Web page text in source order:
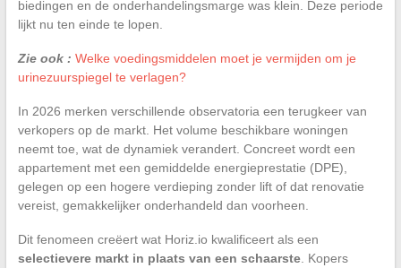
biedingen en de onderhandelingsmarge was klein. Deze periode
lijkt nu ten einde te lopen.
Zie ook : Welke voedingsmiddelen moet je vermijden om je
urinezuurspiegel te verlagen?
In 2026 merken verschillende observatoria een terugkeer van
verkopers op de markt. Het volume beschikbare woningen
neemt toe, wat de dynamiek verandert. Concreet wordt een
appartement met een gemiddelde energieprestatie (DPE),
gelegen op een hogere verdieping zonder lift of dat renovatie
vereist, gemakkelijker onderhandeld dan voorheen.
Dit fenomeen creëert wat Horiz.io kwalificeert als een
selectievere markt in plaats van een schaarste. Kopers